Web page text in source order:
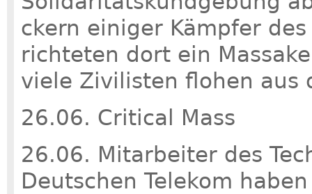
ckern eini­ger Kämp­fer
rich­te­ten dort ein
viele Zivi­lis­ten flo­hen aus
26.06. Critical Mass
26.06. Mitarbeiter des
Deutschen Telekom